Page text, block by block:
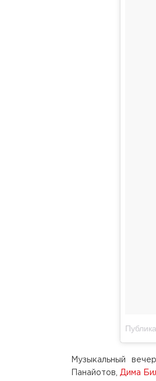
Музыкальный
Панайотов, Дима